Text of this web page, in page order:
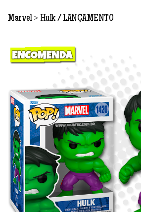
Marvel > Hulk LANÇAMENTO